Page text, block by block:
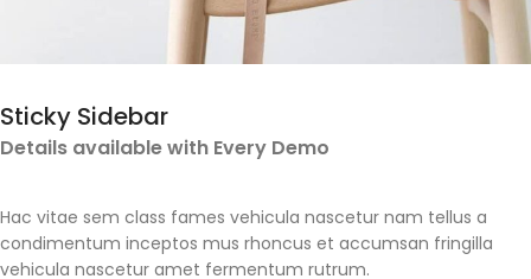
Sticky Sidebar
Details available with Every Demo
Hac vitae sem class fames vehicula nascetur nam tellus a
condimentum inceptos mus rhoncus et accumsan fringilla
vehicula nascetur amet fermentum rutrum.